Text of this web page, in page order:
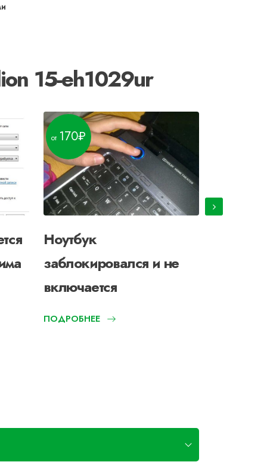
15-eh1029ur
Ноутбук
заблокировался и не
включается
170
ПОДРОБНЕЕ